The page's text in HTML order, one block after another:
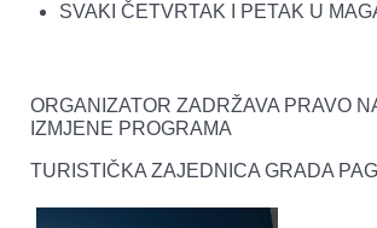
SVAKI ČETVRTAK I PETAK U
ORGANIZATOR ZADRŽAVA PRAVO
IZMJENE PROGRAMA
TURISTIČKA ZAJEDNICA GRADA